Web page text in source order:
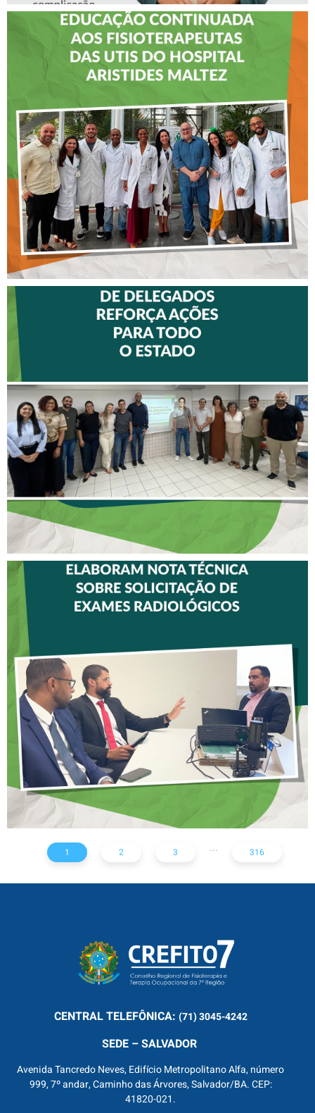
CREFITO-7 LEVA EDUCAÇÃO
CONTINUADA AOS
FISIOTERAPEUTAS DAS UTIs
DO HOSPITAL ARISTIDES
MALTEZ
DELEGADOS REFORÇA
AÇÕES PARA TODO O
ESTADO
INICIAM ELABORAÇÃO DE
NOTA TÉCNICA SOBRE
SOLICITAÇÃO DE EXAMES
RADIOLÓGICOS
1 2 3 ... 316
CENTRALTELEFÔNICA: (71) 3045-4242
SEDE – SALVADOR
Avenida Tancredo Neves, Edifício Metropolitano Alfa, número
999, 7º andar, Caminho das Árvores, Salvador/BA. CEP:
41820-021.